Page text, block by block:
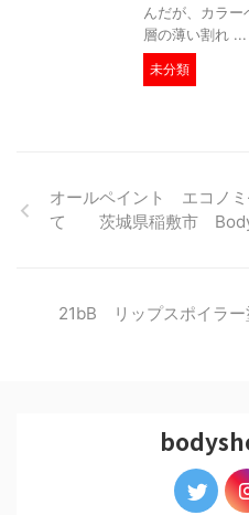
んだが、カラ
層の薄い割れ ...
未分類
オールペイント エコノ
て 茨城県稲敷市
21bB リップスポイラ